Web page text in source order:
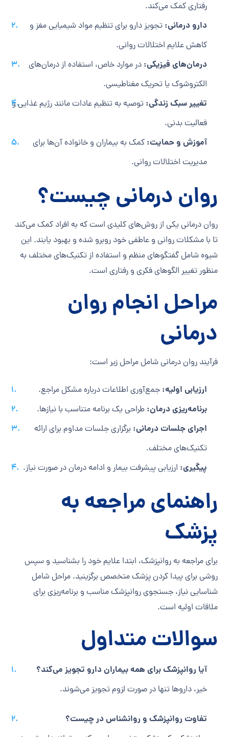
رفتاری کمک می‌کند.
دارو درمانی: تجویز دارو برای تنظیم مواد شیمیایی مغز و
کاهش علایم اختلالات روانی.
درمان‌های فیزیکی: در موارد خاص، استفاده از درمان‌های
الکتروشوک یا تحریک مغناطیسی.
تغییر سبک زندگی: توصیه به تنظیم عادات مانند رژیم غذایی و
فعالیت بدنی.
آموزش و حمایت: کمک به بیماران و خانواده آن‌ها برای
مدیریت اختلالات روانی.
روان درمانی چیست؟
روان درمانی یکی از روش‌های کلیدی است که به افراد کمک می‌کند
تا با مشکلات روانی و عاطفی خود روبرو شده و بهبود یابند. این
شیوه شامل گفتگوهای منظم و استفاده از تکنیک‌های مختلف به
منظور تغییر الگوهای فکری و رفتاری است.
مراحل انجام روان
درمانی
فرآیند روان درمانی شامل مراحل زیر است:
ارزیابی اولیه: جمع‌آوری اطلاعات درباره مشکل مراجع.
برنامه‌ریزی درمان: طراحی یک برنامه متناسب با نیازها.
اجرای جلسات درمانی: برگزاری جلسات مداوم برای ارائه
تکنیک‌های مختلف.
پیگیری: ارزیابی پیشرفت بیمار و ادامه درمان در صورت نیاز.
راهنمای مراجعه به
پزشک
برای مراجعه به روانپزشک، ابتدا علایم خود را بشناسید و سپس
روشی برای پیدا کردن پزشک متخصص برگزینید. مراحل شامل
شناسایی نیاز، جستجوی روانپزشک مناسب و برنامه‌ریزی برای
ملاقات اولیه است.
سوالات متداول
آیا روانپزشک برای همه بیماران دارو تجویز می‌کند؟
خیر، داروها تنها در صورت لزوم تجویز می‌شوند.
تفاوت روانپزشک و روانشناس در چیست؟